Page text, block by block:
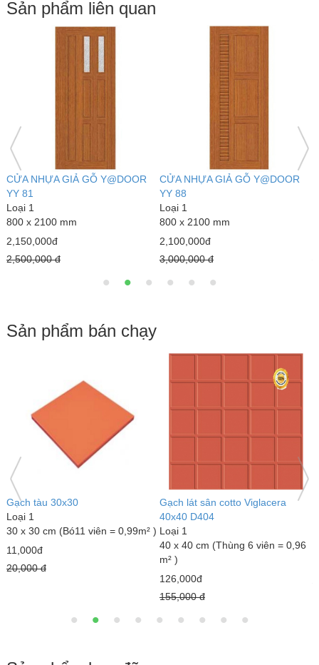
Sản phẩm liên quan
CỬA NHỰA GIẢ GỖ Y@DOOR
YY 91
Loại 1
800 x 2100 mm
2,100,000đ
3,000,000 đ
CỬA NHỰA GIẢ GỖ Y@DOOR
YB 86
Loại 1
800 x 2100 mm
2,100,000đ
3,000,000 đ
Sản phẩm bán chạy
Gạch đỏ lát sân Gốm Mỹ
Loại 1
40 x 40 cm (Thùng 6 viên = 0,96
m² )
18,000đ
Gạch lát sân tráng men Mikado
GLM4040MX
Loại 1
40 x 40 cm (Thùng 6 viên = 0,96
m² )
23,000đ
25,000 đ